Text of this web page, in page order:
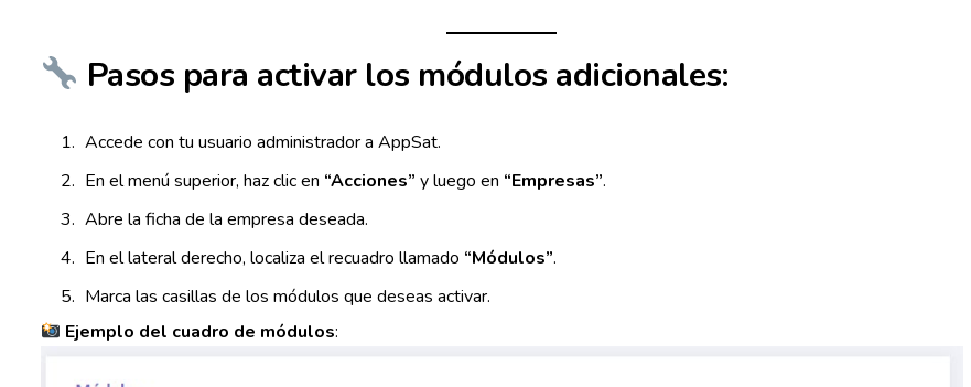
Pasos para activar los módulos adicionales:
Accede con tu usuario administrador a AppSat.
En el menú superior, haz clic en “Acciones” y luego en “Empresas”.
Abre la ficha de la empresa deseada.
En el lateral derecho, localiza el recuadro llamado “Módulos”.
Marca las casillas de los módulos que deseas activar.
Ejemplo del cuadro de módulos: